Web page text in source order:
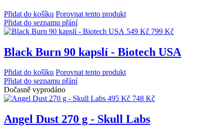
Přidat do košíku Porovnat tento produkt
Přidat do seznamu přání
549 Kč 799 Kč
Black Burn 90 kapslí - Biotech USA
Přidat do košíku Porovnat tento produkt
Přidat do seznamu přání
Dočasně vyprodáno
495 Kč 748 Kč
Angel Dust 270 g - Skull Labs